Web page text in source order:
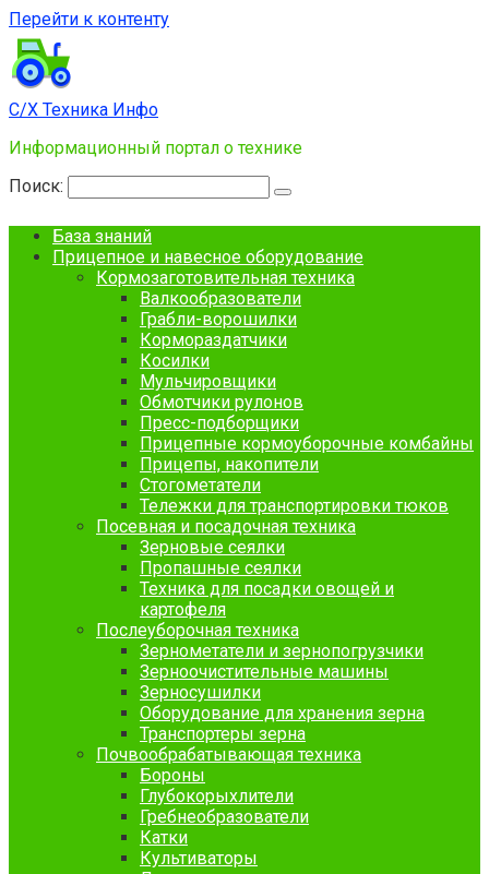
Перейти к контенту
С/Х Техника Инфо
Информационный портал о технике
Поиск:
База знаний
Прицепное и навесное оборудование
Кормозаготовительная техника
Валкообразователи
Грабли-ворошилки
Кормораздатчики
Косилки
Мульчировщики
Обмотчики рулонов
Пресс-подборщики
Прицепные кормоуборочные комбайны
Прицепы, накопители
Стогометатели
Тележки для транспортировки тюков
Посевная и посадочная техника
Зерновые сеялки
Пропашные сеялки
Техника для посадки овощей и
картофеля
Послеуборочная техника
Зернометатели и зернопогрузчики
Зерноочистительные машины
Зерносушилки
Оборудование для хранения зерна
Транспортеры зерна
Почвообрабатывающая техника
Бороны
Глубокорыхлители
Гребнеобразователи
Катки
Культиваторы